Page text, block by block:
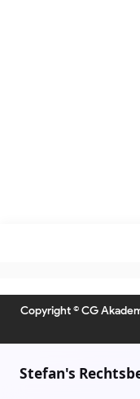
Copyright © CG